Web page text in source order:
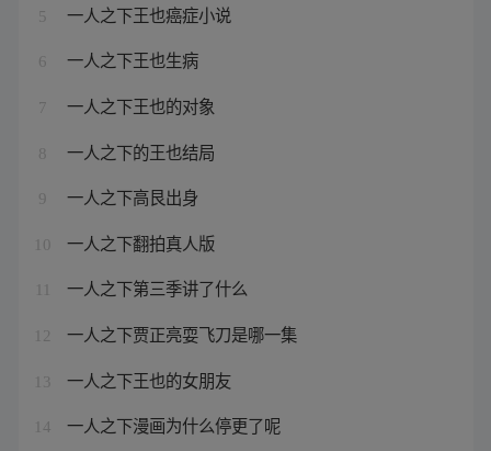
5 一人之下王也癌症小说
6 一人之下王也生病
7 一人之下王也的对象
8 一人之下的王也结局
9 一人之下高艮出身
10 一人之下翻拍真人版
一人之下第三季讲了什么
12 一人之下贾正亮耍飞刀是哪一集
13 一人之下王也的女朋友
14 一人之下漫画为什么停更了呢